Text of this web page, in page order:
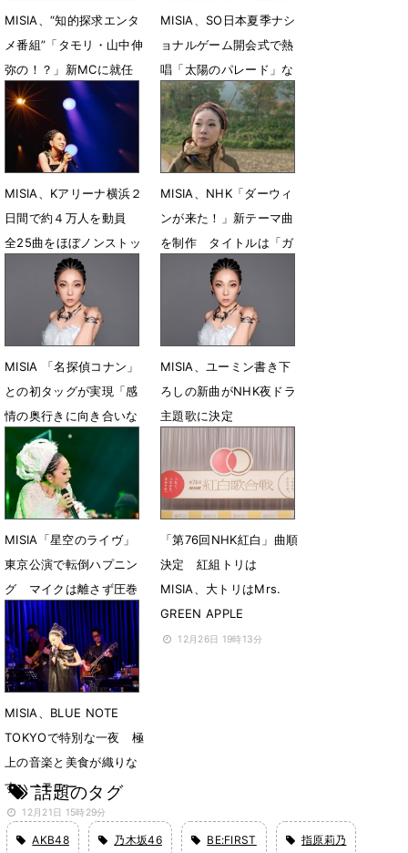
MISIA、“知的探求エンタ
メ番組”「タモリ・山中伸
弥の！？」新MCに就任
6月24日 18時30分
MISIA、SO日本夏季ナシ
ョナルゲーム開会式で熱
唱「太陽のパレード」な
ど５曲を披露
6月6日 12時04分
MISIA、Kアリーナ横浜２
日間で約４万人を動員
全25曲をほぼノンストッ
5月4日 07時00分
MISIA、NHK「ダーウィ
ンが来た！」新テーマ曲
を制作 タイトルは「ガ
ムシャラ」
3月22日 20時01分
MISIA 「名探偵コナン」
との初タッグが実現「感
情の奥行きに向き合いな
がら制作」
2月23日 15時06分
MISIA、ユーミン書き下
ろしの新曲がNHK夜ドラ
主題歌に決定
MISIA「星空のライヴ」
東京公演で転倒ハプニン
グ マイクは離さず圧巻
パフォ
2月10日 14時01分
「第76回NHK紅白」曲順
決定 紅組トリは
MISIA、大トリはMrs.
GREEN APPLE
12月26日 19時13分
MISIA、BLUE NOTE
TOKYOで特別な一夜 極
上の音楽と美食が織りな
すハーモニー
12月21日 15時29分
話題のタグ
AKB48 乃木坂46 BE:FIRST 指原莉乃